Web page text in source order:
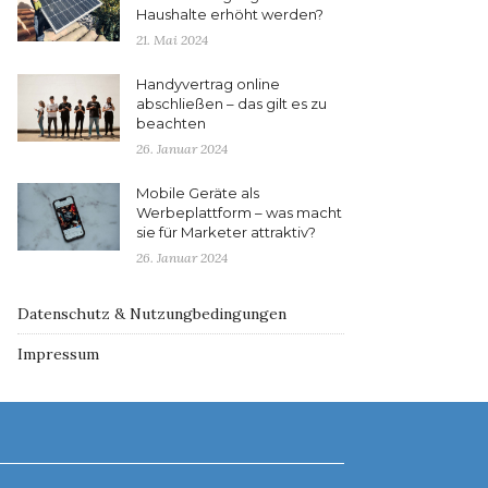
Haushalte erhöht werden?
21. Mai 2024
Handyvertrag online
abschließen – das gilt es zu
beachten
26. Januar 2024
Mobile Geräte als
Werbeplattform – was macht
sie für Marketer attraktiv?
26. Januar 2024
Datenschutz & Nutzungbedingungen
Impressum